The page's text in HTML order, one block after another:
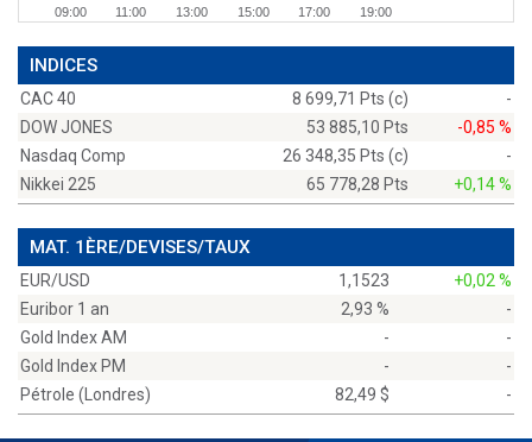
09:00 11:00 13:00 15:00 17:00 19:00
INDICES
CAC 40 8 699,71 Pts (c)
-
DOW JONES
53 885,10 Pts
-0,85 %
Nasdaq Comp
26 348,35 Pts (c)
-
Nikkei 225
65 778,28 Pts +0,14 %
MAT. 1ÈRE/DEVISES/TAUX
EUR/USD 1,1523
+0,02 %
Euribor 1 an
2,93 %
-
Gold Index AM
-
-
Gold Index PM
-
-
Pétrole (Londres)
82,49 $ -